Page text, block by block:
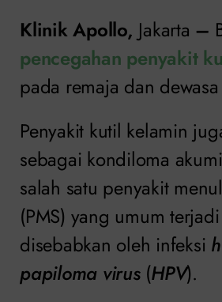
Klinik Apollo, Jakarta –
pencegahan penyakit
pada remaja dan
Penyakit kutil kelamin
sebagai kondiloma
salah satu penyakit
(PMS) yang umum
disebabkan oleh infeksi
papiloma virus(HPV).